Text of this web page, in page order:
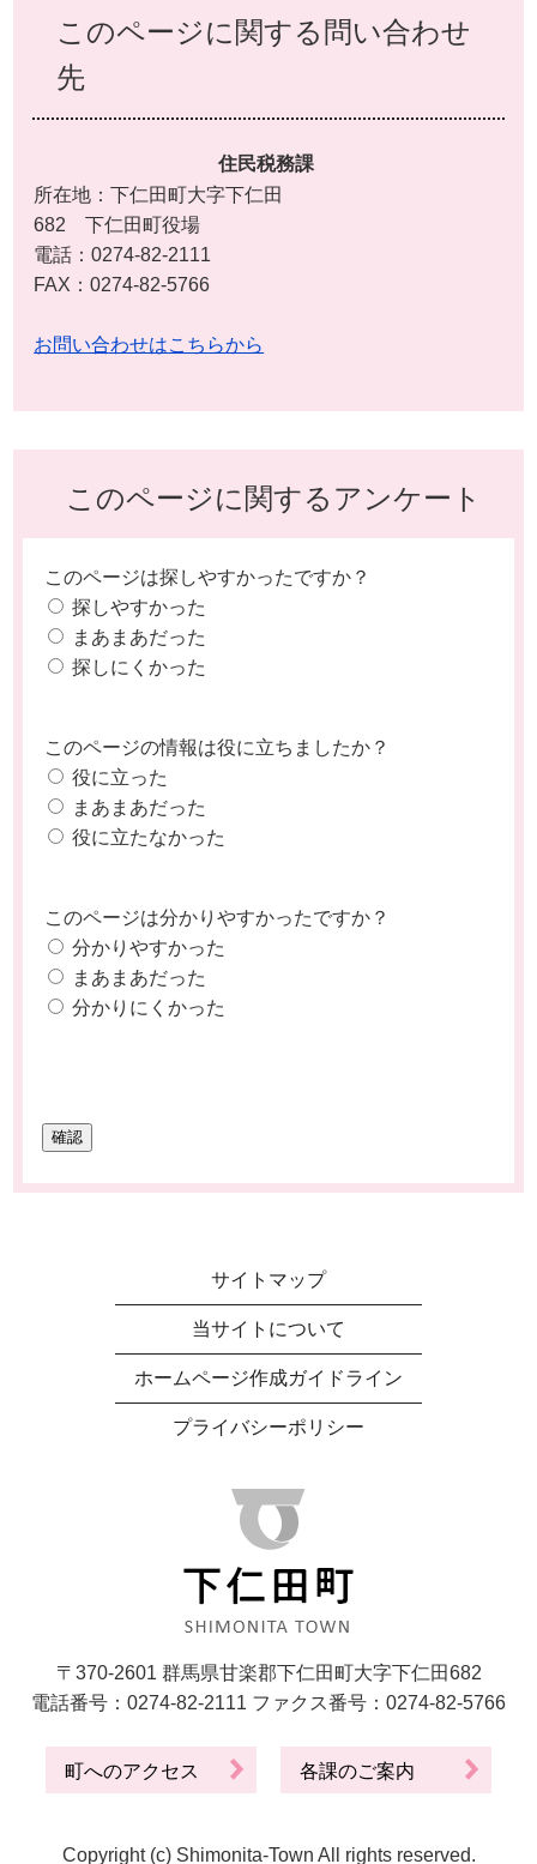
このページに関する問い合わせ
先
住民税務課
所在地：下仁田町大字下仁田
682 下仁田町役場
電話：0274-82-2111
FAX：0274-82-5766
お問い合わせはこちらから
このページに関するアンケート
このページは探しやすかったですか？
探しやすかった
まあまあだった
探しにくかった
このページの情報は役に立ちましたか？
役に立った
まあまあだった
役に立たなかった
このページは分かりやすかったですか？
分かりやすかった
まあまあだった
分かりにくかった
サイトマップ
当サイトについて
ホームページ作成ガイドライン
プライバシーポリシー
〒370-2601 群馬県甘楽郡下仁田町大字下仁田682
電話番号：0274-82-2111 ファクス番号：0274-82-5766
町へのアクセス 各課のご案内
Copyright (c) Shimonita-Town All rights reserved.